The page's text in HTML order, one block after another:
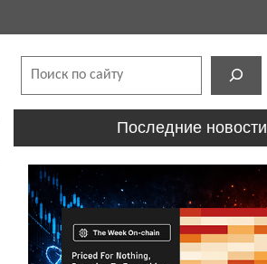
Последние новости